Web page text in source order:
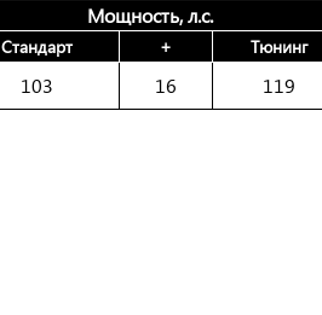
Мощность, л.с.
Стандарт + Тюнинг
103 16 119